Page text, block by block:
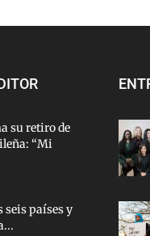
su retiro de
“Mi
seis países y